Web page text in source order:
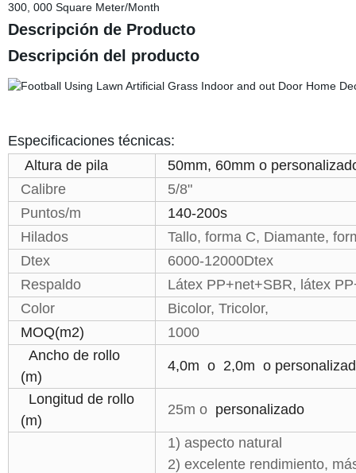
300, 000 Square Meter/Month
Descripción de Producto
Descripción del producto
Especificaciones técnicas:
Altura de pila
50mm, 60mm o
Calibre
5/8"
Puntos/m
140-200s
Hilados
Tallo, forma C, Diamante,
Dtex
6000-12000Dtex
Respaldo
Látex PP+net+SBR, látex
Color
Bicolor, Tricolor,
MOQ(m2)
1000
Ancho de rollo
(m)
4,0m o 2,0m o
Longitud de rollo
(m)
25m o personalizado
1) aspecto natural
2) excelente rendimiento,